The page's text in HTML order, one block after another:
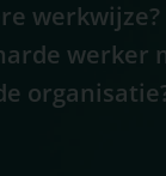
werkwijze?
werker